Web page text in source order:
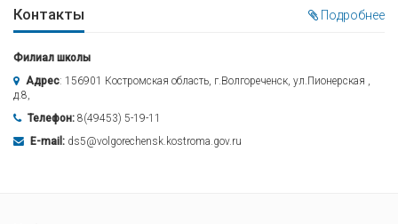
Контакты Подробнее
Филиал школы
Адрес: 156901 Костромская область, г.Волгореченск, ул.Пионерская ,
д.8,
Телефон: 8(49453) 5-19-11
E-mail: ds5@volgorechensk.kostroma.gov.ru